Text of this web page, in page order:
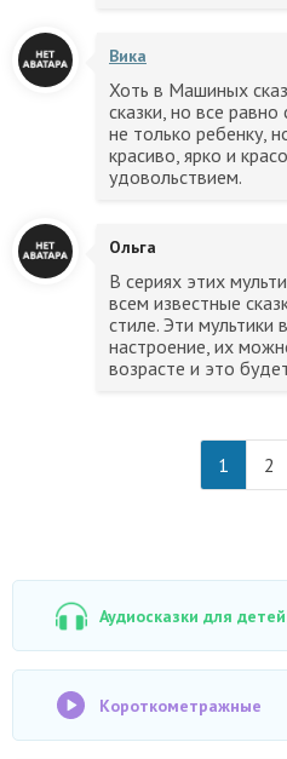
Вика
Хоть в Машиных
сказки, но все
не только ребенку,
красиво, ярко и
удовольствием.
Ольга
В сериях этих
всем известные
стиле. Эти мультики
настроение, их
возрасте и это
1 2
Аудиосказки для детей
Короткометражные